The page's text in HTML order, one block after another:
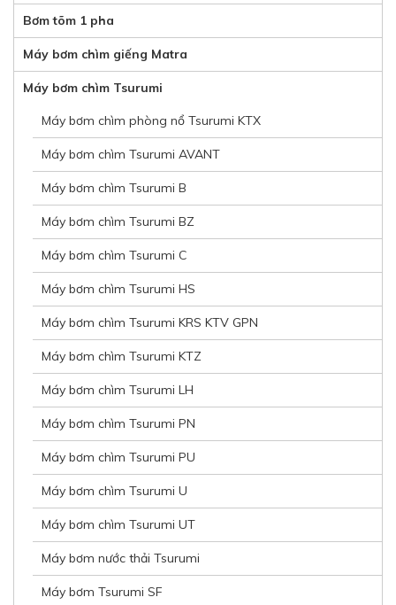
Bơm tõm 1 pha
Máy bơm chìm giếng Matra
Máy bơm chìm Tsurumi
Máy bơm chìm phòng nổ Tsurumi KTX
Máy bơm chìm Tsurumi AVANT
Máy bơm chìm Tsurumi B
Máy bơm chìm Tsurumi BZ
Máy bơm chìm Tsurumi C
Máy bơm chìm Tsurumi HS
Máy bơm chìm Tsurumi KRS KTV GPN
Máy bơm chìm Tsurumi KTZ
Máy bơm chìm Tsurumi LH
Máy bơm chìm Tsurumi PN
Máy bơm chìm Tsurumi PU
Máy bơm chìm Tsurumi U
Máy bơm chìm Tsurumi UT
Máy bơm nước thải Tsurumi
Máy bơm Tsurumi SF